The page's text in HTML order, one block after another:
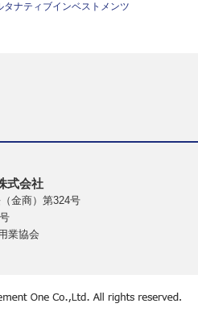
ナティブインベストメンツ
式会社
金商）第324号
業協会